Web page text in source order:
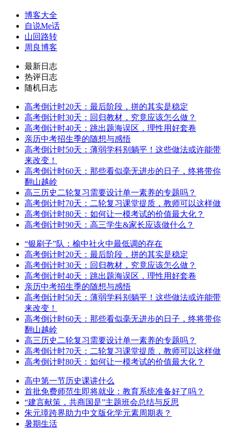
博客大全
自说Me话
山回路转
周良博客
最新日志
热评日志
随机日志
高考倒计时20天：最后阶段，拼的其实是稳定
高考倒计时30天：回归教材，究竟应该怎么做？
高考倒计时40天：跳出题海误区，理性用好套卷
亲历中考招生季的随想与感悟
高考倒计时50天：薄弱学科别躺平！这些做法或许能带
来改变！
高考倒计时60天：那些看似毫无进步的日子，终将带你
翻山越岭
高三历史二轮复习需要设计单一素养的专题吗？
高考倒计时70天：二轮复习课堂提质，教师可以这样做
高考倒计时80天：如何让一模考试的价值最大化？
高考倒计时90天：高三学生&家长应该做什么？
“银刷子”队：榆中社火中最低调的存在
高考倒计时20天：最后阶段，拼的其实是稳定
高考倒计时30天：回归教材，究竟应该怎么做？
高考倒计时40天：跳出题海误区，理性用好套卷
亲历中考招生季的随想与感悟
高考倒计时50天：薄弱学科别躺平！这些做法或许能带
来改变！
高考倒计时60天：那些看似毫无进步的日子，终将带你
翻山越岭
高三历史二轮复习需要设计单一素养的专题吗？
高考倒计时70天：二轮复习课堂提质，教师可以这样做
高考倒计时80天：如何让一模考试的价值最大化？
高中第一节历史课讲什么
首批免费师范生即将就业：教育系统准备好了吗？
“建言献策，共商国是”主题班会总结与反思
朱元璋跨界助力中文版化学元素周期表？
暑期生活